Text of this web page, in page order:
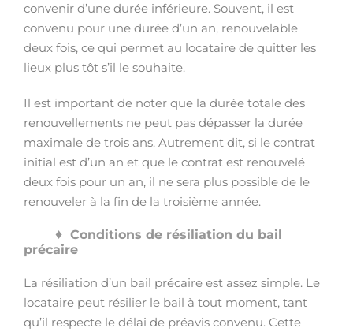
convenir d’une durée inférieure. Souvent, il est
convenu pour une durée d’un an, renouvelable
deux fois, ce qui permet au locataire de quitter les
lieux plus tôt s’il le souhaite.
Il est important de noter que la durée totale des
renouvellements ne peut pas dépasser la durée
maximale de trois ans. Autrement dit, si le contrat
initial est d’un an et que le contrat est renouvelé
deux fois pour un an, il ne sera plus possible de le
renouveler à la fin de la troisième année.
Conditions de résiliation du bail
précaire
La résiliation d’un bail précaire est assez simple. Le
locataire peut résilier le bail à tout moment, tant
qu’il respecte le délai de préavis convenu. Cette